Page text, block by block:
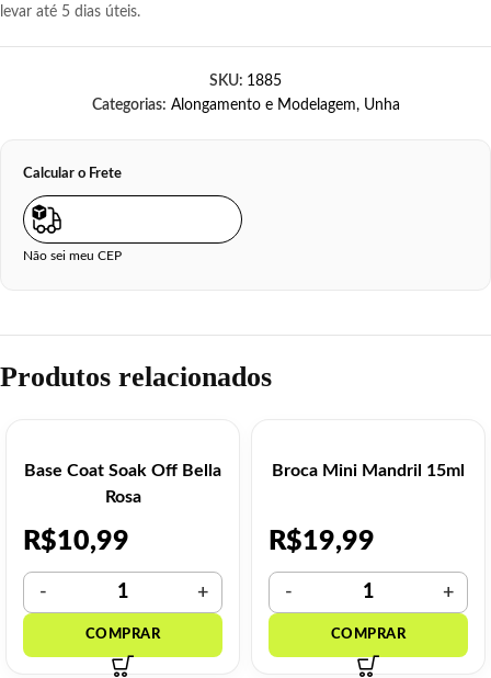
levar até 5 dias úteis.
SKU: 1885
Categorias: Alongamento e Modelagem, Unha
Calcular o Frete
Não sei meu CEP
Produtos relacionados
Base Coat Soak Off Bella
Rosa
R$10,99
Broca Mini Mandril 15ml
R$19,99